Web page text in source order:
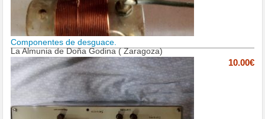
Componentes de desguace.
La Almunia de Doña Godina ( Zaragoza)
10.00€